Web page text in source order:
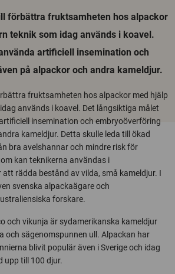
förbättra fruktsamheten hos alpackor
teknik som idag används i koavel.
artificiell insemination och
på alpackor och andra kameldjur.
fruktsamheten hos alpackor med hjälp
används i koavel. Det långsiktiga målet
insemination och embryoöverföring
kameldjur. Detta skulle leda till ökad
bra avelshannar och mindre risk för
kan teknikerna användas i
rädda bestånd av vilda, små kameldjur. I
svenska alpackaägare och
forskare.
och vikunja är sydamerikanska kameldjur
och sägenomspunnen ull. Alpackan har
blivit populär även i Sverige och idag
upp till 100 djur.